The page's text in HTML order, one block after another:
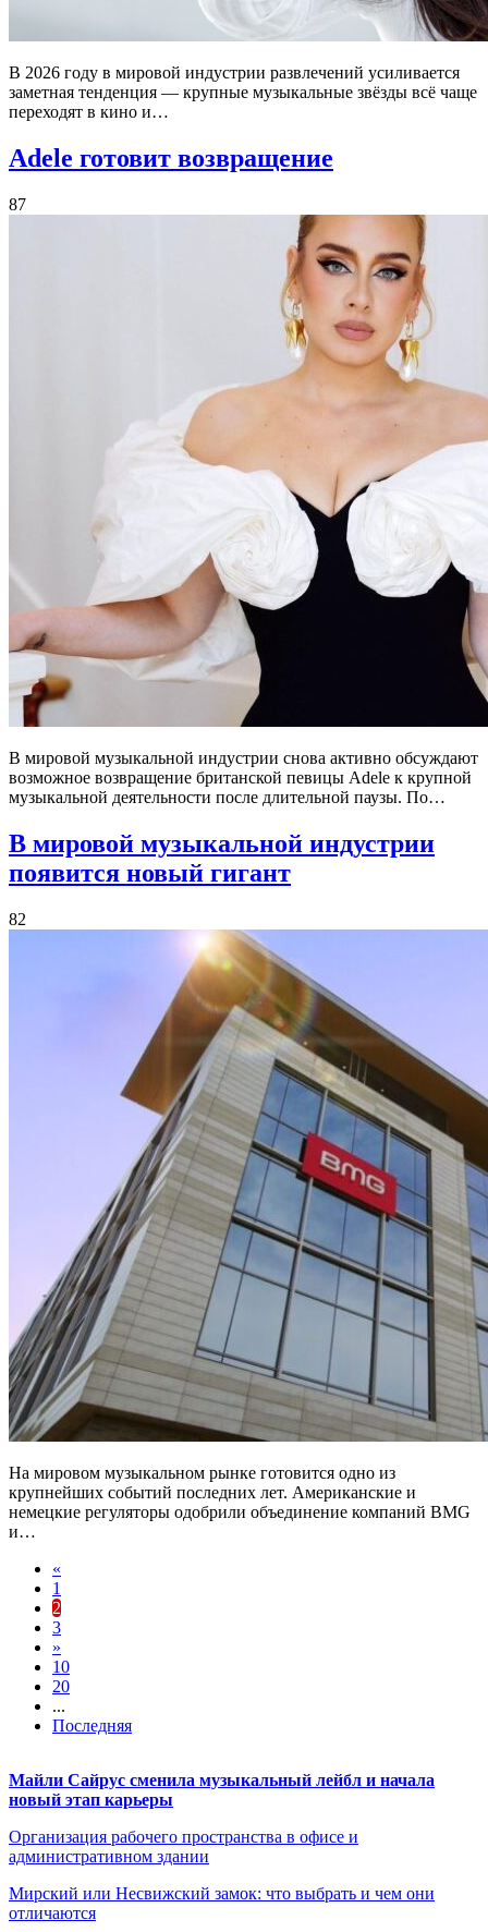
В 2026 году в мировой индустрии развлечений усиливается
заметная тенденция — крупные музыкальные звёзды всё чаще
переходят в кино и…
Adele готовит возвращение
87
В мировой музыкальной индустрии снова активно обсуждают
возможное возвращение британской певицы Adele к крупной
музыкальной деятельности после длительной паузы. По…
В мировой музыкальной индустрии
появится новый гигант
82
На мировом музыкальном рынке готовится одно из
крупнейших событий последних лет. Американские и
немецкие регуляторы одобрили объединение компаний BMG
и…
«
1
2
3
»
10
20
...
Последняя
Майли Сайрус сменила музыкальный лейбл и начала
новый этап карьеры
Организация рабочего пространства в офисе и
административном здании
Мирский или Несвижский замок: что выбрать и чем они
отличаются